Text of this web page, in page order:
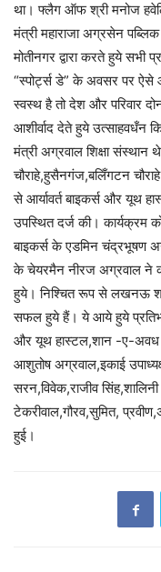
था। फ्लैग ऑफ श्री मनोज
मंत्री महाराजा अग्रसेन
मोतीनगर द्वारा करते हुये सभी
“स्पोर्ट्स डे” के अवसर पर
स्वस्थ है तो देश और परिवार
आशीर्वाद देते हुये उत्साहवधँन
मंत्री अग्रवाल शिक्षा संस्थान
चौराहे,हुसैनगंज,बलिँगटन
से आर्यावर्त बाइकर्स और यूथ
उपस्थित दर्ज की। कार्यक्रम
बाइकर्स के एडमिन चंद्रभूषण
के चेयरमैन नीरज अग्रवाल ने
हुये। निश्चित रूप से लखनऊ
सफल हुये हैं। ये आये हुये
और यूथ हास्टल,शान -ए-अवध
आशुतोष अग्रवाल,इकाई
सरन,विवेक,राजीव
टेकरीवाल,गौरव,सुमित,
हुई।